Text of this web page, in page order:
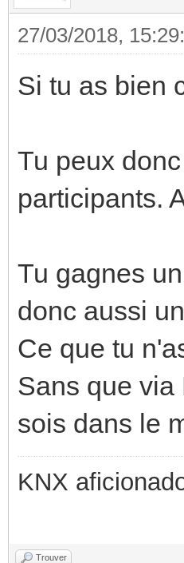
27/03/2018,
Si tu as bien
Tu peux
participants.
Tu gagnes
donc aussi
Ce que tu
Sans que via
sois dans le
KNX
Trouver